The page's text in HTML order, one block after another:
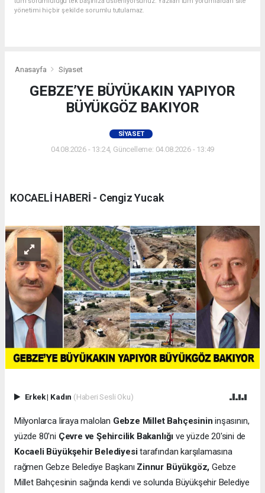
yönetimi hiçbir şekilde sorumlu tutulamaz.
Anasayfa Siyaset
GEBZE’YE BÜYÜKAKIN YAPIYOR
BÜYÜKGÖZ BAKIYOR
SIYASET
04.08.2026 - 13:24, Güncelleme: 04.08.2026 - 13:49
KOCAELİ HABERİ - Cengiz Yucak
Erkek| Kadın (Haberi Sesli Oku)
Milyonlarca liraya malolan Gebze Millet Bahçesinin inşasının,
yüzde 80'ni Çevre ve Şehircilik Bakanlığı ve yüzde 20'sini de
Kocaeli Büyükşehir Belediyesitarafından karşılamasına
rağmen Gebze Belediye Başkanı Zinnur Büyükgöz, Gebze
Millet Bahçesinin sağında kendi ve solunda Büyükşehir Belediye